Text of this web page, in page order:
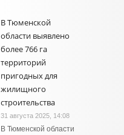
В Тюменской
области выявлено
более 766 га
территорий
пригодных для
жилищного
строительства
31 августа 2025, 14:08
В Тюменской области